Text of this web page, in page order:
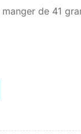
de 41